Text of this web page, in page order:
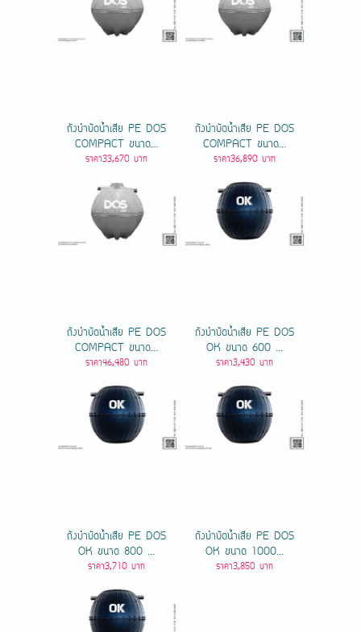
ถังบำบัดน้ำเสีย PE DOS
COMPACT ขนาด...
ราคา33,670 บาท
ถังบำบัดน้ำเสีย PE DOS
COMPACT ขนาด...
ราคา36,890 บาท
ถังบำบัดน้ำเสีย PE DOS
COMPACT ขนาด...
ราคา46,480 บาท
ถังบำบัดน้ำเสีย PE DOS
OK ขนาด 600 ...
ราคา3,430 บาท
ถังบำบัดน้ำเสีย PE DOS
OK ขนาด 800 ...
ราคา3,710 บาท
ถังบำบัดน้ำเสีย PE DOS
OK ขนาด 1000...
ราคา3,850 บาท